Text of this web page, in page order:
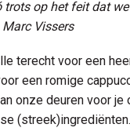
trots op het feit dat
Marc Vissers
terecht voor een
een romige
onze deuren voor